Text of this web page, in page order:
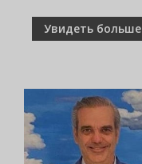
Увидеть больше